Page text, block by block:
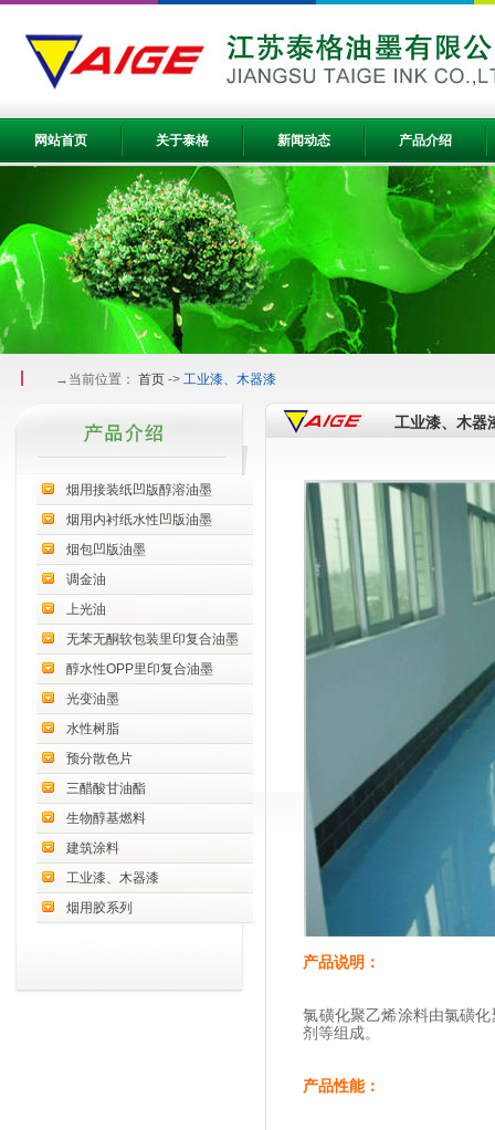
网站首页 关于泰格 新闻动态 产品介绍
→当前位置： 首页 -> 工业漆、木器漆
烟用接装纸凹版醇溶油墨
烟用内衬纸水性凹版油墨
烟包凹版油墨
调金油
上光油
无苯无酮软包装里印复合油墨
醇水性OPP里印复合油墨
光变油墨
水性树脂
预分散色片
三醋酸甘油酯
生物醇基燃料
建筑涂料
工业漆、木器漆
烟用胶系列
工业漆、木器
产品说明：
氯磺化聚乙烯涂料由氯磺
剂等组成。
产品性能：